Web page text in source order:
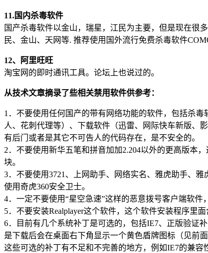
11.国内杀毒软件
国产杀毒软件以金山，瑞星，江民为主要，但是现在很
民、金山、天网等. 推荐使用国外流行免费杀毒软件
12、阿里旺旺
淘宝网的即时通讯工具。论坛上也说过的。
从技术文章摘录了些相关禁用软件供参考：
1．不要使用任何国产的带有网络功能的软件，包括杀
人、花刺代理等）、下载软件（迅雷、网际快车新版、
有后门或者是其它不可告人的代码存在，是不安全的。
2．不要使用新华五笔和拼音加加2.204以外的更高版本
块。
3．不要使用3721、上网助手、网络实名、雅虎助手、
使用奇虎360安全卫士。
4．一定不要使用“星空急速”这样的恶意拨号客户端软
5．不要安装Realplayer这个软件，这个软件安装程序里面
6．目前有几个系统补丁是可选的，包括IE7、正版验证
是下载后会在桌面右下角显示一个黄色盾牌图标（见前
这些可选的补丁有不足和不完善的地方，例如IE7的兼